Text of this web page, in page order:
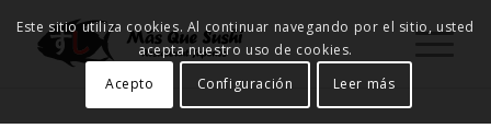
Este sitio utiliza cookies. Al continuar navegando por el sitio, usted
acepta nuestro uso de cookies.
Acepto
Configuración Leer más